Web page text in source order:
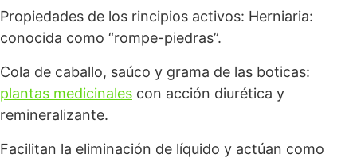
Propiedades de los rincipios activos: Herniaria:
conocida como “rompe-piedras”.
Cola de caballo, saúco y grama de las boticas:
plantas medicinales con acción diurética y
remineralizante.
Facilitan la eliminación de líquido y actúan como